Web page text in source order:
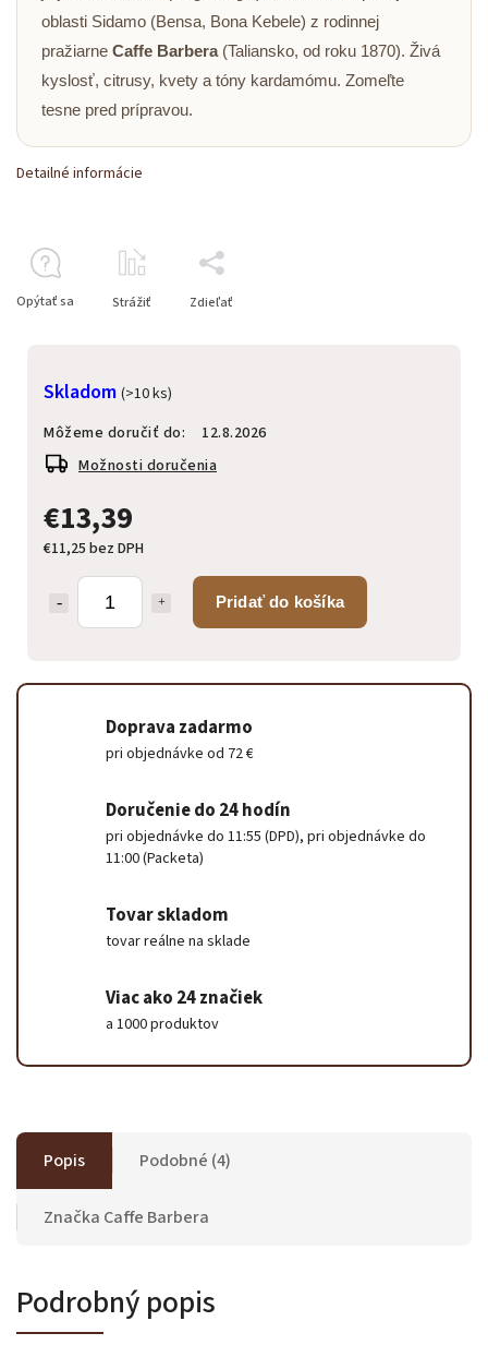
€13,39
€11,25 bez DPH
Pridať do košíka
Skladom (>10 ks)
Môžeme doručiť do:
12.8.2026
Možnosti doručenia
oblasti Sidamo (Bensa, Bona Kebele) z rodinnej
pražiarne Caffe Barbera(Taliansko, od roku 1870). Živá
kyslosť, citrusy, kvety a tóny kardamómu. Zomeľte
tesne pred prípravou.
Detailné informácie
Opýtať sa Strážiť Zdieľať
Doprava zadarmo
pri objednávke od 72 €
Doručenie do 24 hodín
pri objednávke do 11:55 (DPD), pri objednávke do
11:00 (Packeta)
Tovar skladom
tovar reálne na sklade
Viac ako 24 značiek
a 1000 produktov
Popis Podobné (4)
Značka Caffe Barbera
Podrobný popis